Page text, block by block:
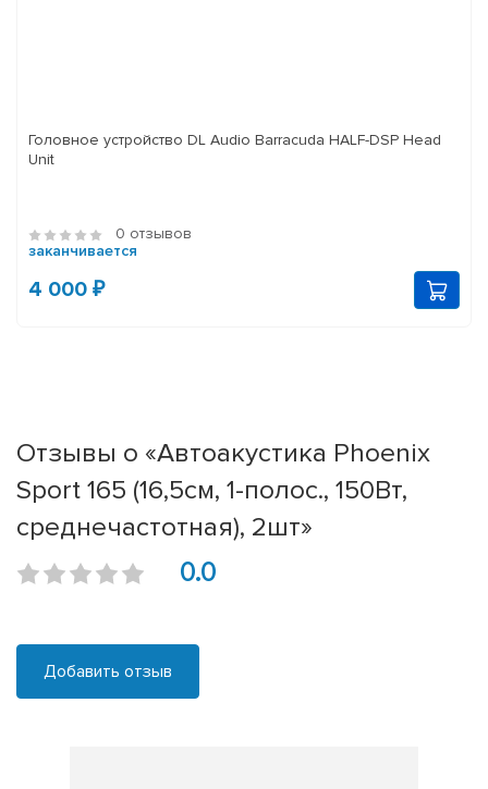
Головное устройство DL Audio Barracuda HALF-DSP Head
Unit
0 отзывов
заканчивается
4 000 ₽
Отзывы о «Автоакустика Phoenix
Sport 165 (16,5см, 1-полос., 150Вт,
среднечастотная), 2шт»
0.0
Добавить отзыв